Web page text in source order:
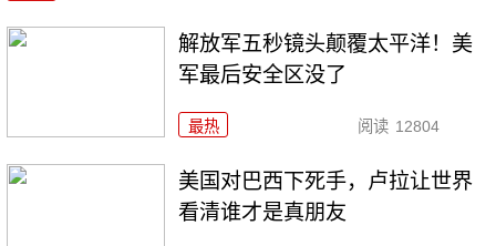
解放军五秒镜头颠覆太平洋！美
军最后安全区没了
最热 阅读 12804
美国对巴西下死手，卢拉让世界
看清谁才是真朋友